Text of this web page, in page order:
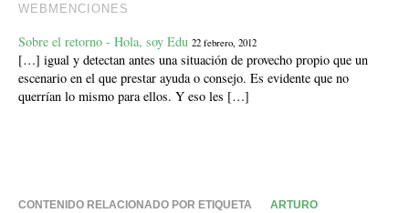
WEBMENCIONES
Sobre el retorno - Hola, soy Edu 22 febrero, 2012
[…] igual y detectan antes una situación de provecho propio que un
escenario en el que prestar ayuda o consejo. Es evidente que no
querrían lo mismo para ellos. Y eso les […]
CONTENIDO RELACIONADO POR ETIQUETA
ARTURO